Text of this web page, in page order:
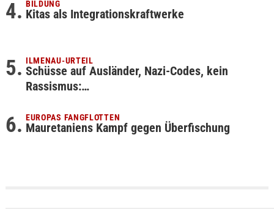
BILDUNG
Kitas als Integrationskraftwerke
ILMENAU-URTEIL
Schüsse auf Ausländer, Nazi-Codes, kein
Rassismus:…
EUROPAS FANGFLOTTEN
Mauretaniens Kampf gegen Überfischung